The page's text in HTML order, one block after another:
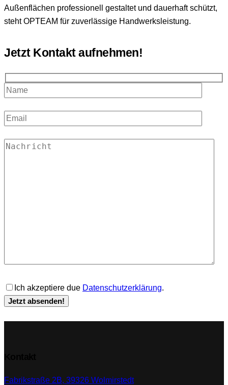
Außenflächen professionell gestaltet und dauerhaft schützt,
steht OPTEAM für zuverlässige Handwerksleistung.
Jetzt Kontakt aufnehmen!
Ich akzeptiere due Datenschutzerklärung.
Fabrikstraße 2B, 39326 Wolmirstedt